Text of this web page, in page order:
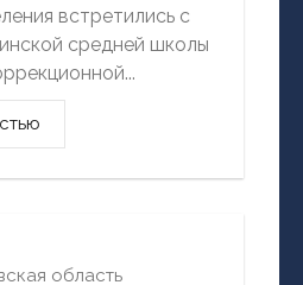
встретились с
средней школы
область